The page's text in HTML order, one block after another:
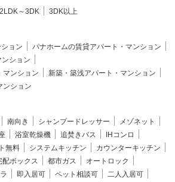
2LDK～3DK 3DK以上
ョン
パナホームの賃貸アパート・マンション
ション
マンション
新築・築浅アパート・マンション
ンション
南向き シャンプードレッサー
メゾネット
浴室乾燥機 追焚きバス
IHコンロ
無料 システムキッチン
カウンターキッチン
配ボックス 都市ガス
オートロック
即入居可 ペット相談可
二人入居可